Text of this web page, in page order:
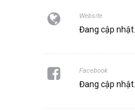
Website
Đang cập nhật...
Facebook
Đang cập nhật...